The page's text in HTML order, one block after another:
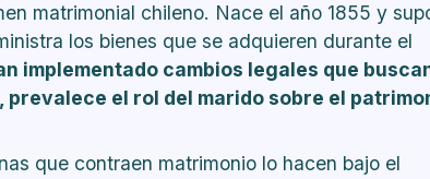
sociedad conyugal en Chile?
adquieren dentro de la sociedad conyugal?
matrimonial chileno. Nace el año 1855 y
los bienes que se adquieren durante el
implementado cambios legales que
el rol del marido sobre el
que contraen matrimonio lo hacen bajo el